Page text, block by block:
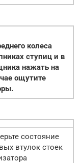
колеса
ступиц и в
нажать на
ощутите
состояние
втулок стоек